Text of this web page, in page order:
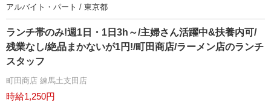
アルバイト・パート / 東京都
ランチ帯のみ!週1日・1日3h～/主婦さん活躍中&扶養内可/
残業なし/絶品まかないが1円!/町田商店/ラーメン店のランチ
スタッフ
町田商店 練馬土支田店
時給1,250円